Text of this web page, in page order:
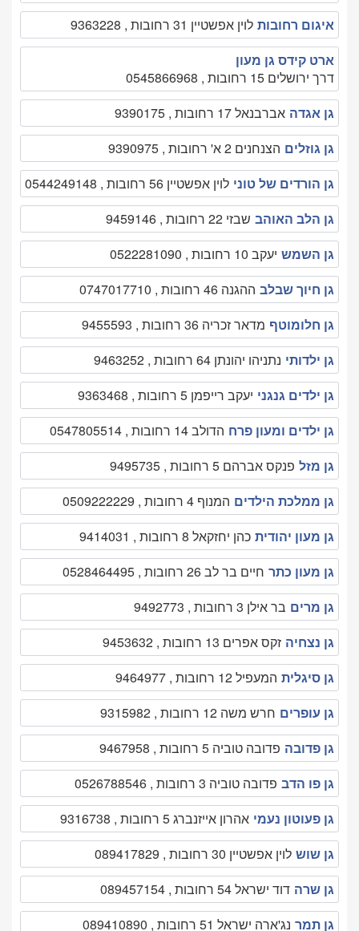
איגום רחובות לוין אפשטיין 31 רחובות , 9363228
ארט קידס גן מעון
דרך ירושלים 15 רחובות , 0545866968
גן אגדה אברבנאל 17 רחובות , 9390175
גן גוזלים הצנחנים 2 א' רחובות , 9390975
גן הורדים של טוני לוין אפשטיין 56 רחובות , 0544249148
גן הלב האוהב שבזי 22 רחובות , 9459146
גן השמש יעקב 10 רחובות , 0522281090
גן חיוך שבלב ההגנה 46 רחובות , 0747017710
גן חלומוטף מדאר זכריה 36 רחובות , 9455593
גן ילדותי נתניהו יהונתן 64 רחובות , 9463252
גן ילדים גנגני יעקב רייפמן 5 רחובות , 9363468
גן ילדים ומעון פרח הדולב 14 רחובות , 0547805514
גן מזל פנקס אברהם 5 רחובות , 9495735
גן ממלכת הילדים המנוף 4 רחובות , 0509222229
גן מעון יהודית כהן יחזקאל 8 רחובות , 9414031
גן מעון כתר חיים בר לב 26 רחובות , 0528464495
גן מרים בר אילן 3 רחובות , 9492773
גן נצחיה זקס אפרים 13 רחובות , 9453632
גן סיגלית המעפיל 12 רחובות , 9464977
גן עופרים חרש משה 12 רחובות , 9315982
גן פדובה פדובה טוביה 5 רחובות , 9467958
גן פו הדב פדובה טוביה 3 רחובות , 0526788546
גן פעוטון נעמי אהרון אייזנברג 5 רחובות , 9316738
גן שוש לוין אפשטיין 30 רחובות , 089417829
גן שרה דוד ישראל 54 רחובות , 089457154
גן תמר נג'ארה ישראל 51 רחובות , 089410890